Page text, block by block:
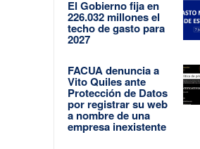
El Gobierno fija en
226.032 millones el
techo de gasto para
2027
FACUA denuncia a
Vito Quiles ante
Protección de Datos
por registrar su web
a nombre de una
empresa inexistente